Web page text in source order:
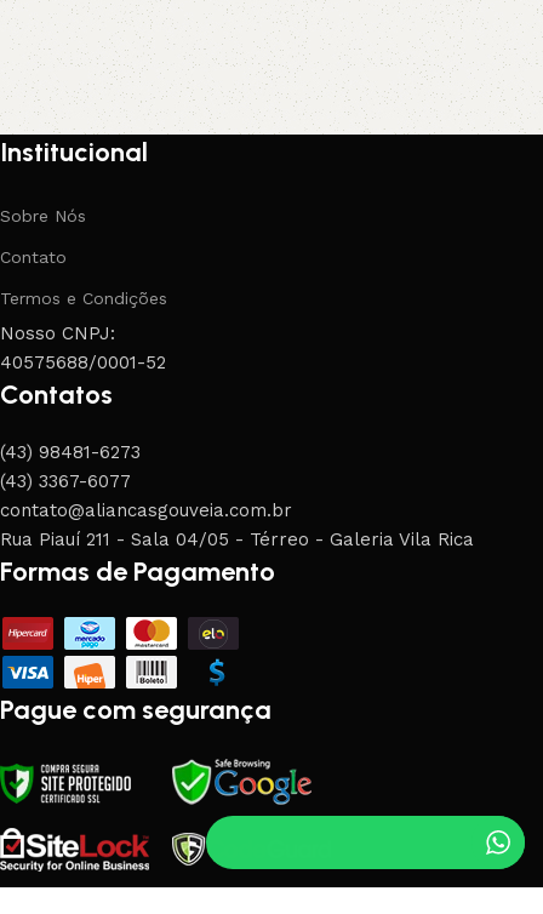
Institucional
Sobre Nós
Contato
Termos e Condições
Nosso CNPJ:
40575688/0001-52
Contatos
(43) 98481-6273
(43) 3367-6077
contato@aliancasgouveia.com.br
Rua Piauí 211 - Sala 04/05 - Térreo - Galeria Vila Rica
Formas de Pagamento
Pague com segurança